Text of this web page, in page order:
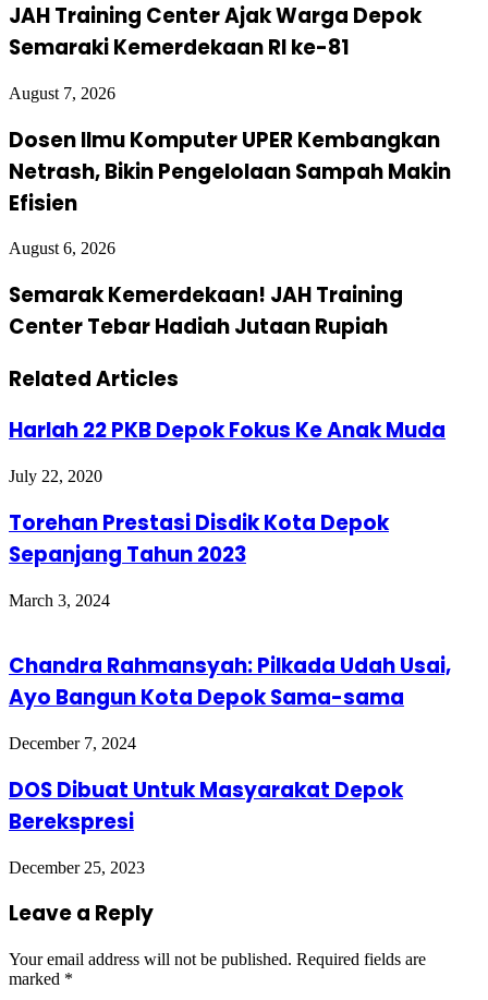
JAH Training Center Ajak Warga Depok
Semaraki Kemerdekaan RI ke-81
August 7, 2026
Dosen Ilmu Komputer UPER Kembangkan
Netrash, Bikin Pengelolaan Sampah Makin
Efisien
August 6, 2026
Semarak Kemerdekaan! JAH Training
Center Tebar Hadiah Jutaan Rupiah
Related Articles
Harlah 22 PKB Depok Fokus Ke Anak Muda
July 22, 2020
Torehan Prestasi Disdik Kota Depok
Sepanjang Tahun 2023
March 3, 2024
Chandra Rahmansyah: Pilkada Udah Usai,
Ayo Bangun Kota Depok Sama-sama
December 7, 2024
DOS Dibuat Untuk Masyarakat Depok
Berekspresi
December 25, 2023
Leave a Reply
Your email address will not be published. Required fields are
marked *